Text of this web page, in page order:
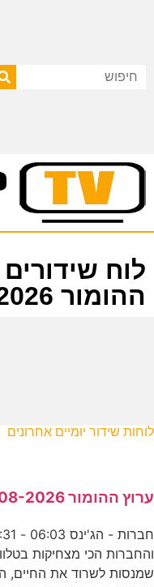
לוח שידורים
ההומור 17-06-2026
לוחות שידור יומיים אחרונים
ערוץ ההומור 07-08-2026
והחברות הכי מצחיקות
שמנסות לשרוד את החיים,